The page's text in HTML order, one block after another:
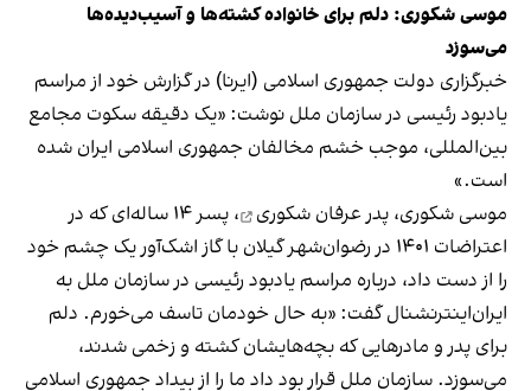
موسی شکوری: دلم برای خانواده کشته‌ها و آسیب‌دیده‌ها
می‌سوزد
خبرگزاری دولت جمهوری اسلامی (ایرنا) در گزارش خود از مراسم
یادبود رئیسی در سازمان ملل نوشت: «یک دقیقه سکوت مجامع
بین‌المللی، موجب خشم مخالفان جمهوری اسلامی ایران شده
است.»
موسی شکوری، پدرعرفان شکوری
، پسر ۱۴ ساله‌ای که در
اعتراضات ۱۴۰۱ در رضوان‌شهر گیلان با گاز اشک‌آور یک چشم خود
را از دست داد، درباره مراسم یادبود رئیسی در سازمان ملل به
ایران‌اینترنشنال گفت: «به حال خودمان تاسف می‌خورم. دلم
برای پدر و مادرهایی که بچه‌هایشان کشته و زخمی شدند،
می‌سوزد. سازمان ملل قرار بود داد ما را از بیداد جمهوری اسلامی